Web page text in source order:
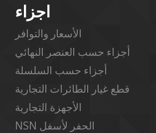
اجزاء
الأسعار والتوافر
أجزاء حسب العنصر النهائي
أجزاء حسب السلسلة
قطع غيار الطائرات التجارية
الأجهزة التجارية
NSN الحفر لأسفل